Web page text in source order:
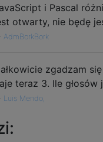
i Pascal
otwarty, nie będę
AdmBorkBork
zgadzam
teraz 3. Ile
Luis Mendo,